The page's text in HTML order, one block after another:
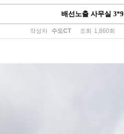
배선노출 사무실 3*9
작성자 수도CT 조회 1,860회